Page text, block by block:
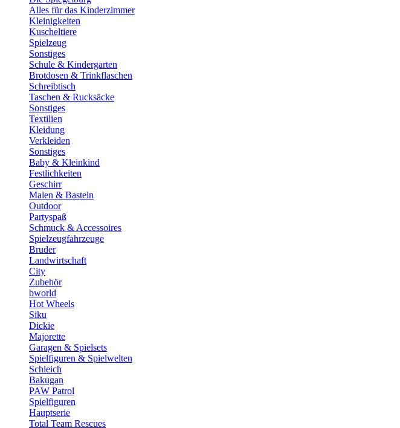
Alles für das Kinderzimmer
Kleinigkeiten
Kuscheltiere
Spielzeug
Sonstiges
Schule & Kindergarten
Brotdosen & Trinkflaschen
Schreibtisch
Taschen & Rucksäcke
Sonstiges
Textilien
Kleidung
Verkleiden
Sonstiges
Baby & Kleinkind
Festlichkeiten
Geschirr
Malen & Basteln
Outdoor
Partyspaß
Schmuck & Accessoires
Spielzeugfahrzeuge
Bruder
Landwirtschaft
City
Zubehör
bworld
Hot Wheels
Siku
Dickie
Majorette
Garagen & Spielsets
Spielfiguren & Spielwelten
Schleich
Bakugan
PAW Patrol
Spielfiguren
Hauptserie
Total Team Rescues